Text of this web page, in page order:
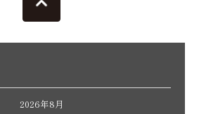
2026年8月